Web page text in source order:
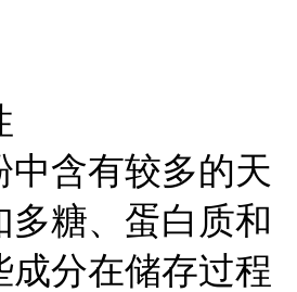
中含有较多的天
多糖、蛋白质和
成分在储存过程